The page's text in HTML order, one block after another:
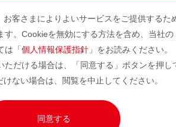
PCサイトヘ
お客さまによりよいサービスをご提供するた
す。Cookieを無効にする方法を含め、当社の
は「 個人情報保護指針 」をお読みください。
ただける場合は、「同意する」ボタンを押し
ない場合は、閲覧を中止してください。
同意する